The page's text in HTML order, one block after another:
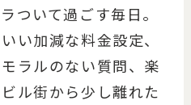
ついて過ごす毎日。
い加減な料金設定、
ラルのない質問、楽
ル街から少し離れた